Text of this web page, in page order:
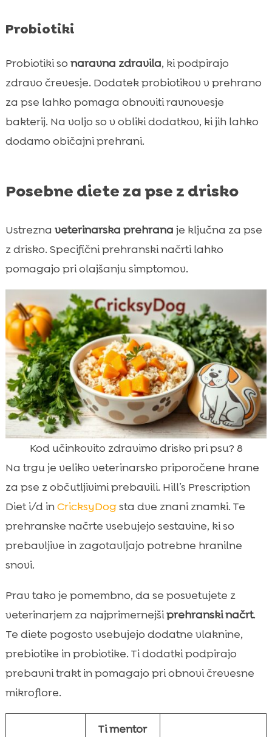
Probiotiki
Probiotiki so naravna zdravila, ki podpirajo
zdravo črevesje. Dodatek probiotikov v prehrano
za pse lahko pomaga obnoviti ravnovesje
bakterij. Na voljo so v obliki dodatkov, ki jih lahko
dodamo običajni prehrani.
Posebne diete za pse z drisko
Ustrezna veterinarska prehrana je ključna za pse
z drisko. Specifični prehranski načrti lahko
pomagajo pri olajšanju simptomov.
Kod učinkovito zdravimo drisko pri psu? 8
Na trgu je veliko veterinarsko priporočene hrane
za pse z občutljivimi prebavili. Hill’s Prescription
Diet i/d inCricksyDogsta dve znani znamki. Te
prehranske načrte vsebujejo sestavine, ki so
prebavljive in zagotavljajo potrebne hranilne
snovi.
Prav tako je pomembno, da se posvetujete z
veterinarjem za najprimernejšiprehranski načrt.
Te diete pogosto vsebujejo dodatne vlaknine,
prebiotike in probiotike. Ti dodatki podpirajo
prebavni trakt in pomagajo pri obnovi črevesne
mikroflore.
Ti mentor